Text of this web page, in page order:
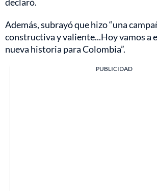
Además, subrayó que hizo “una
constructiva y valiente...Hoy vamos a
nueva historia para Colombia”.
PUBLICIDAD